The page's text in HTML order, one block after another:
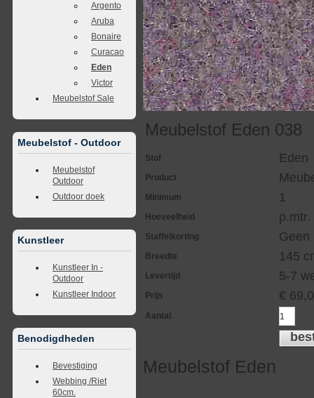
Argento
Aruba
Bonaire
Curacao
Eden
Victor
Meubelstof Sale
Meubelstof - Outdoor
Meubelstof
Outdoor
Outdoor doek
Kunstleer
Kunstleer In -
Outdoor
Kunstleer Indoor
Benodigdheden
Bevestiging
Webbing /Riet
60cm.
Meubelstof Eden 038
Stof Eden
Product
Minimum 1
Hoeveelheid p.mtr.
Staffelkorting Geen
Breedte 145
Levertijd 5-7
Prijs €
Aantal
Meubelstof Eden